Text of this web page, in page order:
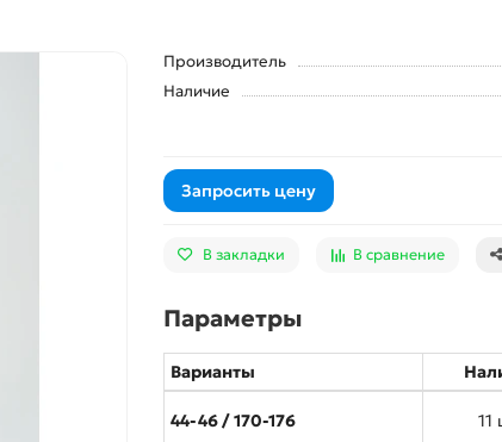
Производитель
Наличие
Запросить цену
В закладки В сравнение
Параметры
Варианты
44-46 / 170-176 11